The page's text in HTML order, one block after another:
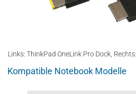
Links: ThinkPad OneLink Pro Dock,
Kompatible Notebook Modelle